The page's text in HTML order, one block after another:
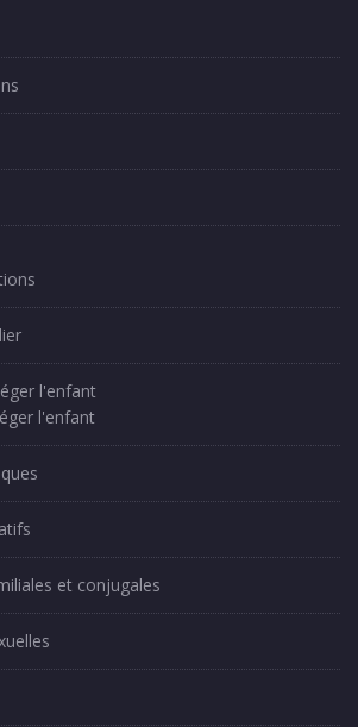
l'enfant
l'enfant
et conjugales